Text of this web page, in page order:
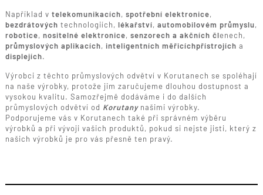
Například v telekomunikacích, spotřební elektronice,
bezdrátových technologiích, lékařství, automobilovém průmyslu,
robotice, nositelné elektronice, senzorech a akčních členech,
průmyslových aplikacích, inteligentních měřicíchpřístrojích a
displejích.
Výrobci z těchto průmyslových odvětví v Korutanech se spoléhají
na naše výrobky, protože jim zaručujeme dlouhou dostupnost a
vysokou kvalitu. Samozřejmě dodáváme i do dalších
průmyslových odvětví od Korutany našimi výrobky.
Podporujeme vás v Korutanech také při správném výběru
výrobků a při vývoji vašich produktů, pokud si nejste jisti, který z
našich výrobků je pro vás přesně ten pravý.